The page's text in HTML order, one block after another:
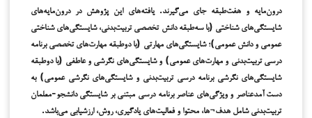
درون‌مایه‌ و هفت‌طبقه‌ جای‌ می‌گیرند. یافته‌های‌ این‌ پژوهش‌ در درون‌مایه‌های‌
شایستگی‌های‌ شناختی‌ (با سه‌طبقه‌ دانش‌ تخصصی‌ تربیت‌بدنی، شایستگی‌های‌ شناختی‌
عمومی‌ و دانش‌ عمومی‌)؛ شایستگی‌های‌ مهارتی‌ (با دوطبقه‌ مهارت‌های‌ تخصصی‌ برنامه‌
درسی‌ تربیت‌بدنی و مهارت‌های‌ عمومی‌) و شایستگی‌های‌ نگرشی‌ و عاطفی‌ (با دوطبقه‌
شایستگی‌های‌ نگرشی‌ برنامه‌ درسی تربیت‌بدنی‌ و شایستگی‌های‌ نگرشی‌ عمومی‌) به
دست‌ آمدعناصر و ویژگی‌های‌ عناصر برنامه‌ درسی‌ مبتنی‌ بر شایستگی‌ دانشجو-معلمان
تربیت‌بدنی شامل هدف¬ها، محتوا و فعالیت‌های یادگیری، روش، ارزشیابی می‌باشد.